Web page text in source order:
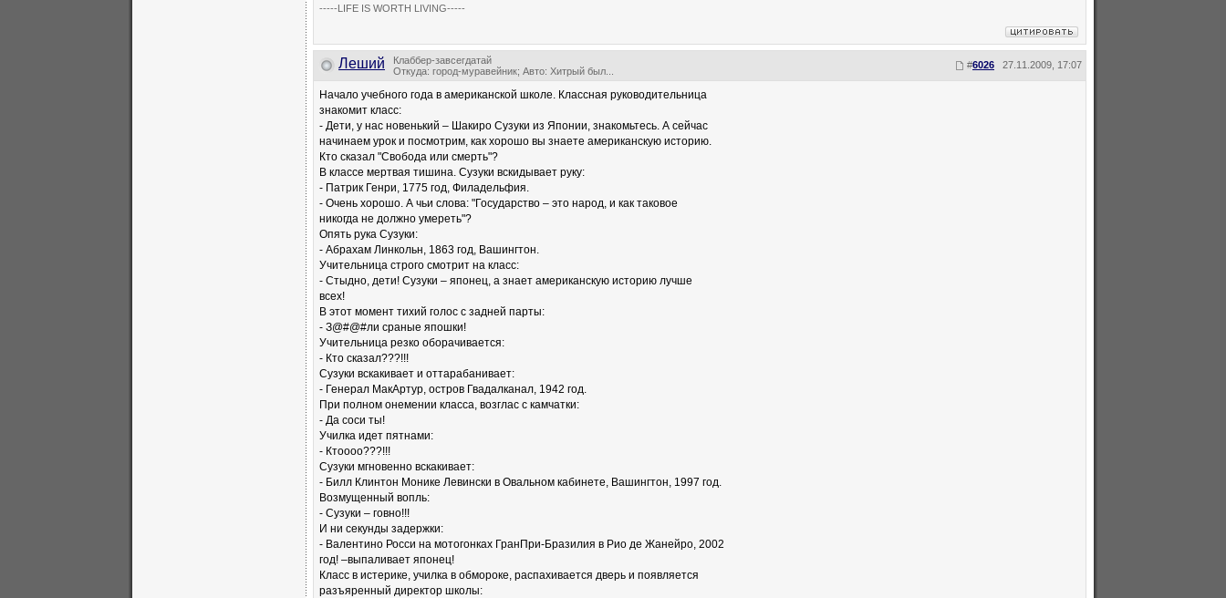
-----LIFE IS WORTH LIVING-----
Леший
Клаббер-завсегдатай
Откуда: город-муравейник; Авто: Хитрый был...
#6026 27.11.2009, 17:07
Начало учебного года в американской школе. Классная руководительница
знакомит класс:
- Дети, у нас новенький – Шакиро Сузуки из Японии, знакомьтесь. А сейчас
начинаем урок и посмотрим, как хорошо вы знаете американскую историю.
Кто сказал "Свобода или смерть"?
В классе мертвая тишина. Сузуки вскидывает руку:
- Патрик Генри, 1775 год, Филадельфия.
- Очень хорошо. А чьи слова: "Государство – это народ, и как таковое
никогда не должно умереть"?
Опять рука Сузуки:
- Абрахам Линкольн, 1863 год, Вашингтон.
Учительница строго смотрит на класс:
- Стыдно, дети! Сузуки – японец, а знает американскую историю лучше
всех!
В этот момент тихий голос с задней парты:
- З@#@#ли сраные япошки!
Учительница резко оборачивается:
- Кто сказал???!!!
Сузуки вскакивает и оттарабанивает:
- Генерал МакАртур, остров Гвадалканал, 1942 год.
При полном онемении класса, возглас с камчатки:
- Да соси ты!
Училка идет пятнами:
- Ктоооо???!!!
Сузуки мгновенно вскакивает:
- Билл Клинтон Монике Левински в Овальном кабинете, Вашингтон, 1997 год.
Возмущенный вопль:
- Сузуки – говно!!!
И ни секунды задержки:
- Валентино Росси на мотогонках ГранПри-Бразилия в Рио де Жанейро, 2002
год! –выпаливает японец!
Класс в истерике, училка в обмороке, распахивается дверь и появляется
разъяренный директор школы: